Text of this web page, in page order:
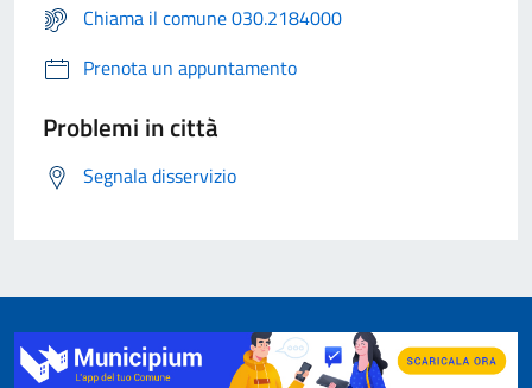
Chiama il comune 030.2184000
Prenota un appuntamento
Problemi in città
Segnala disservizio